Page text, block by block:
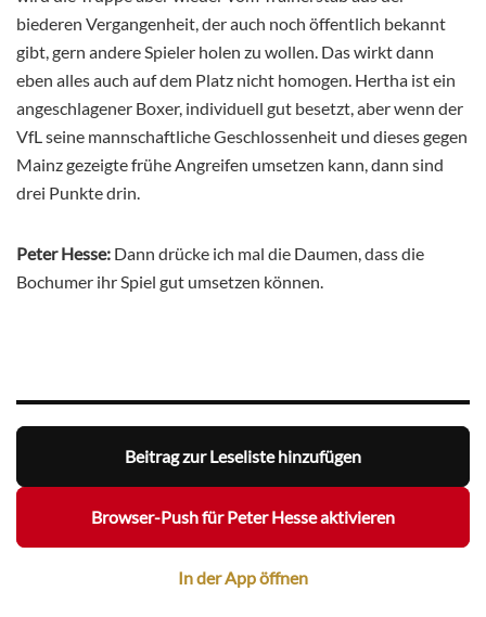
biederen Vergangenheit, der auch noch öffentlich bekannt
gibt, gern andere Spieler holen zu wollen. Das wirkt dann
eben alles auch auf dem Platz nicht homogen. Hertha ist ein
angeschlagener Boxer, individuell gut besetzt, aber wenn der
VfL seine mannschaftliche Geschlossenheit und dieses gegen
Mainz gezeigte frühe Angreifen umsetzen kann, dann sind
drei Punkte drin.
Peter Hesse: Dann drücke ich mal die Daumen, dass die
Bochumer ihr Spiel gut umsetzen können.
Beitrag zur Leseliste hinzufügen
Browser-Push für Peter Hesse aktivieren
In der App öffnen